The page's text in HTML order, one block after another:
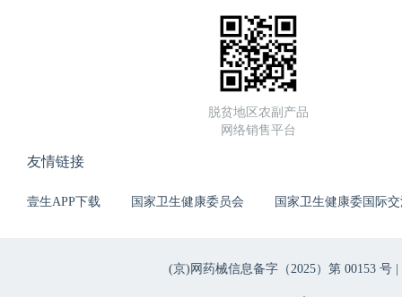
脱贫地区农副产品
网络销售平台
友情链接
壹生APP下载 国家卫生健康委员会 国家卫生健康委国际
(京)网药械信息备字（2025）第 00153 号 |